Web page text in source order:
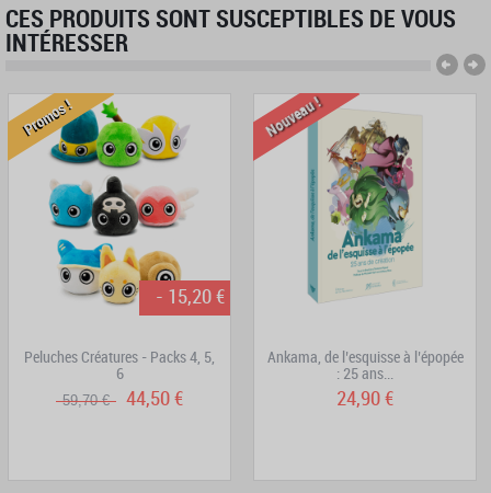
CES PRODUITS SONT SUSCEPTIBLES DE VOUS
INTÉRESSER
- 15,20 €
Promos !
Peluches Créatures - Packs 4, 5,
6
59,70 € 44,50 €
Nouveau !
Ankama, de l’esquisse à l’épopée
: 25 ans...
24,90 €